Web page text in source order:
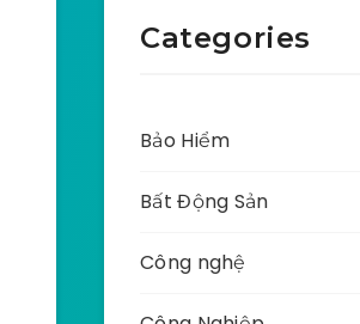
Categories
Bảo Hiểm
Bất Động Sản
Công nghệ